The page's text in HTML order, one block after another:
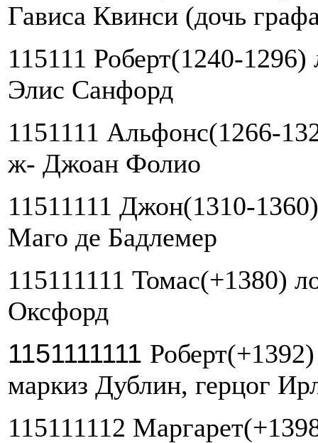
Гависа Квинси (дочь
115111 Роберт(1240-
Элис Санфорд
1151111 Альфонс(1266-
ж- Джоан Фолио
11511111 Джон(1310-
Маго де Бадлемер
115111111 Томас(+1380)
Оксфорд
1151111111
маркиз Дублин, герцог
115111112